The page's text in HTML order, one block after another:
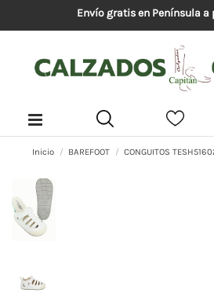
Envío gratis en Península a
Inicio BAREFOOT CONGUITOS